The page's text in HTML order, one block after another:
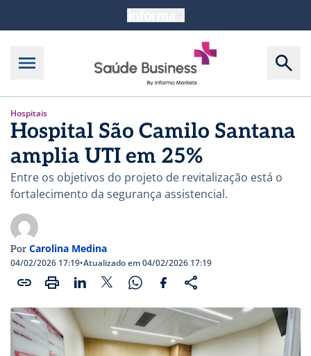
Hospitais
Hospital São Camilo Santana
amplia UTI em 25%
Entre os objetivos do projeto de revitalização está o
fortalecimento da segurança assistencial.
Por Carolina Medina
04/02/2026 17:19•Atualizado em 04/02/2026 17:19